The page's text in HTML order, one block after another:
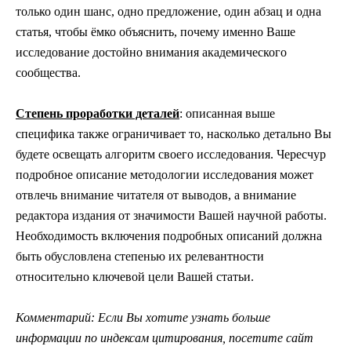
только один шанс, одно предложение, один абзац и одна
статья, чтобы ёмко объяснить, почему именно Ваше
исследование достойно внимания академического
сообщества.
Степень проработки деталей: описанная выше
специфика также ограничивает то, насколько детально Вы
будете освещать алгоритм своего исследования. Чересчур
подробное описание методологии исследования может
отвлечь внимание читателя от выводов, а внимание
редактора издания от значимости Вашей научной работы.
Необходимость включения подробных описаний должна
быть обусловлена степенью их релевантности
относительно ключевой цели Вашей статьи.
Комментарий: Если Вы хотите узнать больше
информации по индексам цитирования, посетите сайт